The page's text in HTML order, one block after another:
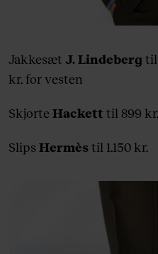
Jakkesæt J. Lindeberg til
kr. for vesten
Skjorte Hackett til 899 kr.
Slips Hermèstil 1.150 kr.